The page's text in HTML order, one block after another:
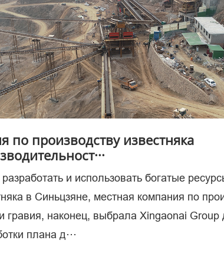
по производству известняка
и использовать богатые
в Синьцзяне, местная компания по
гравия, наконец, выбрала Xingaonai Group
плана д···